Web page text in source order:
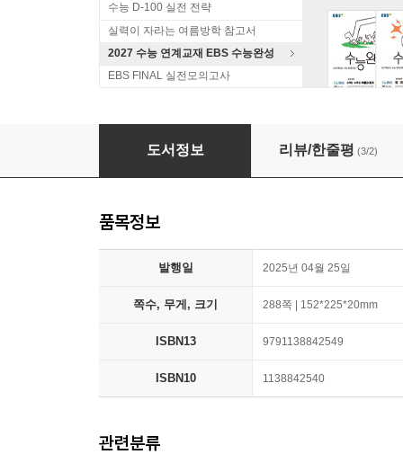
수능 D-100 실전 전략
실력이 자라는 여름방학 참고서
2027 수능 연계교재 EBS 수능완성
EBS FINAL 실전모의고사
고고대학
도서정보 리뷰/한줄평 (3/2)
품목정보
발행일 2025년 04월 25일
쪽수, 무게, 크기 288쪽 | 152*225*20mm
ISBN13 9791138842549
ISBN10 1138842540
관련분류